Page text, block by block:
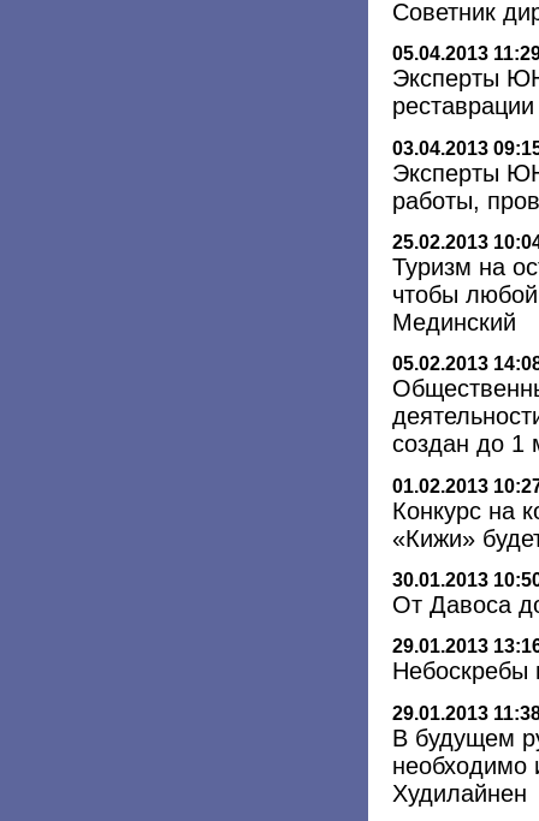
Советник
05.04.2013
Эксперты
03.04.2013
Эксперты
работы,
25.02.2013
Туризм на
чтобы
Мединский
05.02.2013
создан до 1
01.02.2013
Конкурс на
«Кижи»
30.01.2013
От Давоса
29.01.2013
Небоскребы
29.01.2013
В будущем
необходимо
Худилайнен